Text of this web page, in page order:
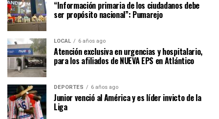
“Información primaria de los ciudadanos debe
ser propósito nacional”: Pumarejo
LOCAL 6 años ago
Atención exclusiva en urgencias y hospitalario,
para los afiliados de NUEVA EPS en Atlántico
DEPORTES 6 años ago
Junior venció al América y es líder invicto de la
Liga